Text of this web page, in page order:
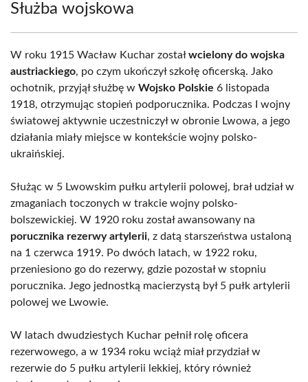
Służba wojskowa
W roku 1915 Wacław Kuchar zostałwcielony do wojska
austriackiego, po czym ukończył szkołę oficerską. Jako
ochotnik, przyjął służbę w Wojsko Polskie 6 listopada
1918, otrzymując stopień podporucznika. Podczas I wojny
światowej aktywnie uczestniczył w obronie Lwowa, a jego
działania miały miejsce w kontekście wojny polsko-
ukraińskiej.
Służąc w 5 Lwowskim pułku artylerii polowej, brał udział w
zmaganiach toczonych w trakcie wojny polsko-
bolszewickiej. W 1920 roku został awansowany na
porucznika rezerwy artylerii, z datą starszeństwa ustaloną
na 1 czerwca 1919. Po dwóch latach, w 1922 roku,
przeniesiono go do rezerwy, gdzie pozostał w stopniu
porucznika. Jego jednostką macierzystą był 5 pułk artylerii
polowej we Lwowie.
W latach dwudziestych Kuchar pełnił rolę oficera
rezerwowego, a w 1934 roku wciąż miał przydział w
rezerwie do 5 pułku artylerii lekkiej, który również